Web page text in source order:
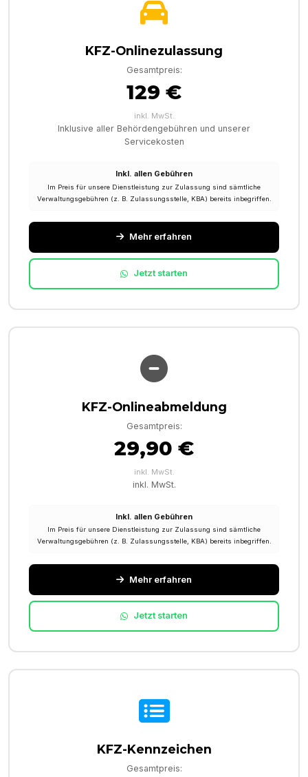
KFZ-Onlinezulassung
Gesamtpreis:
129 €
inkl. MwSt.
Inklusive aller Behördengebühren und unserer
Servicekosten
Inkl. allen Gebühren
Im Preis für unsere Dienstleistung zur Zulassung sind sämtliche
Verwaltungsgebühren (z. B. Zulassungsstelle, KBA) bereits inbegriffen.
Mehr erfahren
Jetzt starten
KFZ-Onlineabmeldung
Gesamtpreis:
29,90 €
inkl. MwSt.
inkl. MwSt.
Inkl. allen Gebühren
Im Preis für unsere Dienstleistung zur Zulassung sind sämtliche
Verwaltungsgebühren (z. B. Zulassungsstelle, KBA) bereits inbegriffen.
Mehr erfahren
Jetzt starten
KFZ-Kennzeichen
Gesamtpreis: